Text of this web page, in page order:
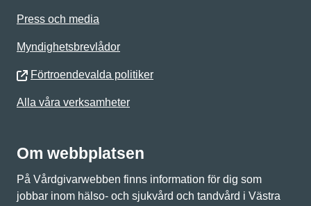
Press och media
Myndighetsbrevlådor
Förtroendevalda politiker
Alla våra verksamheter
Om webbplatsen
På Vårdgivarwebben finns information för dig som
jobbar inom hälso- och sjukvård och tandvård i Västra